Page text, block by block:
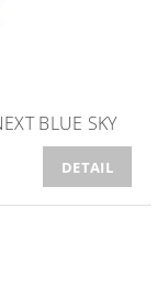
BLUE SKY
DETAIL